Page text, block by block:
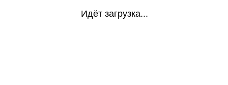
Идёт загрузка...